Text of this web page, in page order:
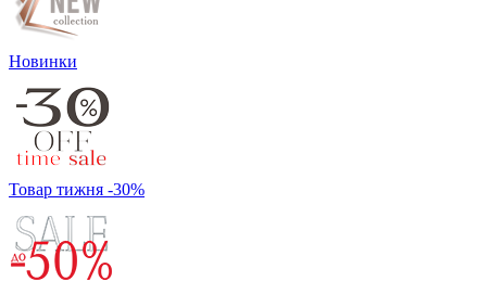
Новинки
Товар тижня -30%